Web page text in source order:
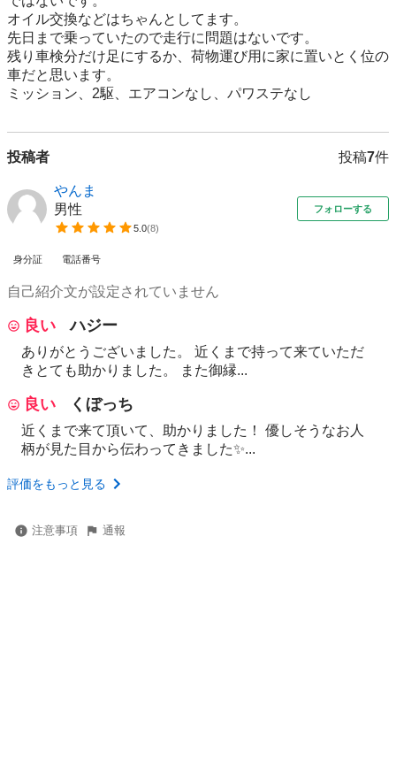
オイル交換などはちゃんとしてます。
先日まで乗っていたので走行に問題はないです。
残り車検分だけ足にするか、荷物運び用に家に置いとく位の
車だと思います。
ミッション、2駆、エアコン‪なし、パワステなし
投稿者 投稿7件
やんま
男性
5.0(8)
フォローする
身分証 電話番号
自己紹介文が設定されていません
良い ハジー
ありがとうございました。 近くまで持って来ていただ
きとても助かりました。 また御縁...
良い くぼっち
近くまで来て頂いて、助かりました！ 優しそうなお人
柄が見た目から伝わってきました✨...
評価をもっと見る
注意事項 通報